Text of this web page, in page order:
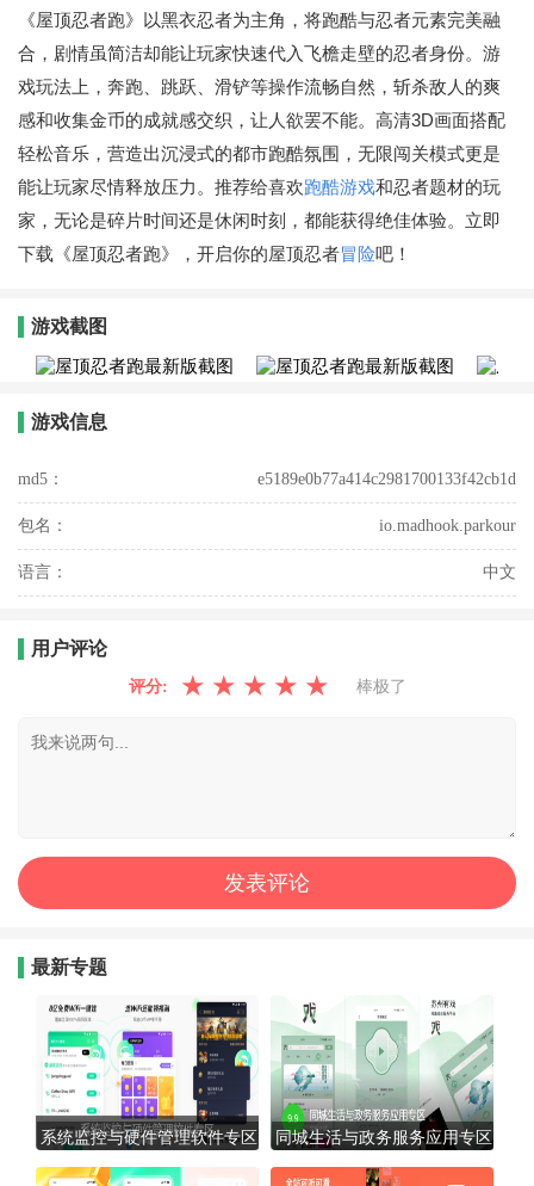
《屋顶忍者跑》以黑衣忍者为主角，将跑酷与忍者元素完美融
合，剧情虽简洁却能让玩家快速代入飞檐走壁的忍者身份。游
戏玩法上，奔跑、跳跃、滑铲等操作流畅自然，斩杀敌人的爽
感和收集金币的成就感交织，让人欲罢不能。高清3D画面搭配
轻松音乐，营造出沉浸式的都市跑酷氛围，无限闯关模式更是
能让玩家尽情释放压力。推荐给喜欢跑酷游戏和忍者题材的玩
家，无论是碎片时间还是休闲时刻，都能获得绝佳体验。立即
下载《屋顶忍者跑》，开启你的屋顶忍者冒险吧！
游戏截图
游戏信息
md5： e5189e0b77a414c2981700133f42cb1d
包名： io.madhook.parkour
语言： 中文
用户评论
评分: ★ ★ ★ ★ ★ 棒极了
最新专题
系统监控与硬件管理软件专区 同城生活与政务服务应用专区